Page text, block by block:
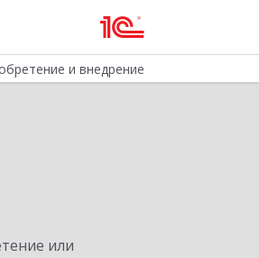
и внедрение
или